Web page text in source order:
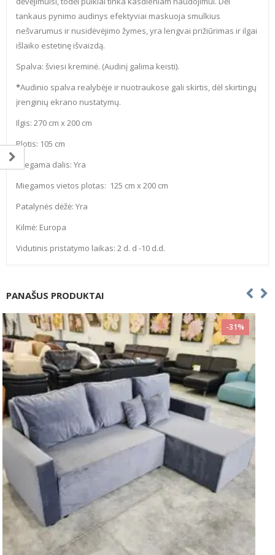
tankaus pynimo audinys efektyviai maskuoja smulkius
nešvarumus ir nusidėvėjimo žymes, yra lengvai prižiūrimas ir ilgai
išlaiko estetinę išvaizdą.
Spalva: šviesi kreminė. (Audinį galima keisti).
*Audinio spalva realybėje ir nuotraukose gali skirtis, dėl skirtingų
įrenginių ekrano nustatymų.
Ilgis: 270 cm x 200 cm
Plotis: 105 cm
Miegama dalis: Yra
Miegamos vietos plotas: 125 cm x 200 cm
Patalynės dėžė: Yra
Kilmė: Europa
Vidutinis pristatymo laikas: 2 d. d -10 d.d.
PANAŠUS PRODUKTAI
-20%